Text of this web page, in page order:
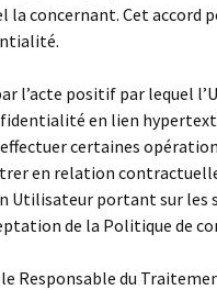
la concernant. Cet accord
l’acte positif par lequel
en lien
certaines
en relation contractuelle
Utilisateur portant sur les
de la Politique de
le Responsable du